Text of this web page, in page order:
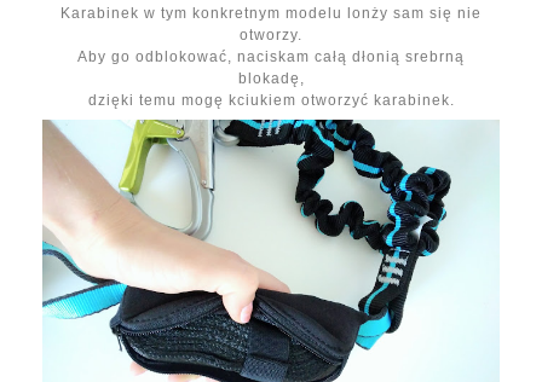
Karabinek w tym konkretnym modelu lonży sam się nie
otworzy.
Aby go odblokować, naciskam całą dłonią srebrną
blokadę,
dzięki temu mogę kciukiem otworzyć karabinek.